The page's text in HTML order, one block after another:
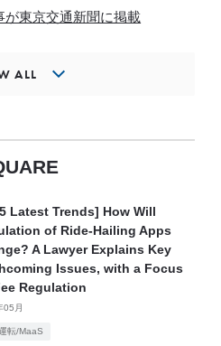
東京交通新聞に掲載
ALL
Latest Trends] How Will
of Ride-Hailing Apps
A Lawyer Explains Key
Issues, with a Focus
Regulation
05月
転/MaaS